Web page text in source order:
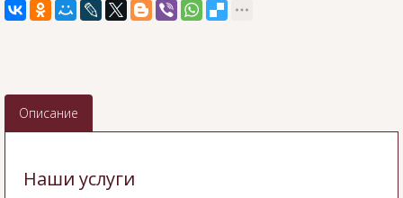
Описание
Наши услуги